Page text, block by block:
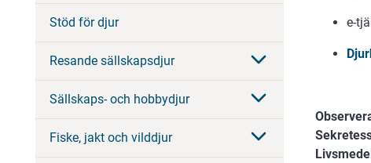
Stöd för djur
Resande sällskapsdjur
Sällskaps- och hobbydjur
Fiske, jakt och vilddjur
e-